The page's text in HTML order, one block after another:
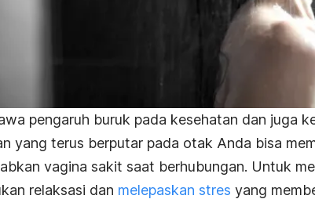
pengaruh buruk pada kesehatan dan juga
yang terus berputar pada otak Anda bisa
vagina sakit saat berhubungan. Untuk
relaksasi dan melepaskan stres yang